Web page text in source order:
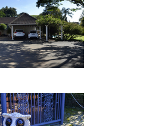
Nähe einer Vielzahl von
Super Spar, der
zum Mitnehmen
der Mikrowelle auf unserer
Es gibt auch einen